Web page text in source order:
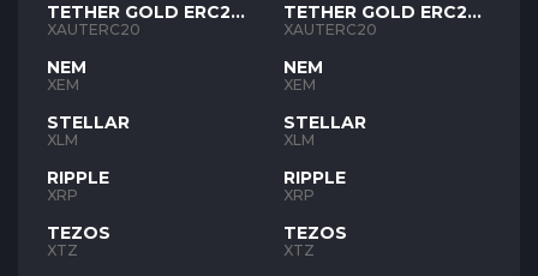
TETHER GOLD ERC20
XAUT
XAUTERC20
NEM
XEM
STELLAR
XLM
RIPPLE
XRP
TEZOS
XTZ
TETHER GOLD ERC20
XAUT
XAUTERC20
NEM
XEM
STELLAR
XLM
RIPPLE
XRP
TEZOS
XTZ